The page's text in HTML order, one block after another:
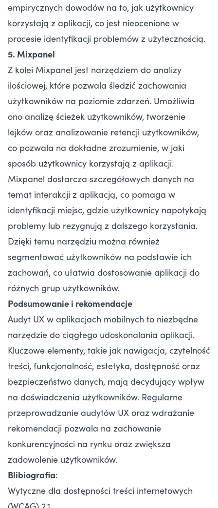
empirycznych dowodów na to, jak użytkownicy
korzystają z aplikacji, co jest nieocenione w
procesie identyfikacji problemów z użytecznością.
5. Mixpanel
Z kolei Mixpanel jest narzędziem do analizy
ilościowej, które pozwala śledzić zachowania
użytkowników na poziomie zdarzeń. Umożliwia
ono analizę ścieżek użytkowników, tworzenie
lejków oraz analizowanie retencji użytkowników,
co pozwala na dokładne zrozumienie, w jaki
sposób użytkownicy korzystają z aplikacji.
Mixpanel dostarcza szczegółowych danych na
temat interakcji z aplikacją, co pomaga w
identyfikacji miejsc, gdzie użytkownicy napotykają
problemy lub rezygnują z dalszego korzystania.
Dzięki temu narzędziu można również
segmentować użytkowników na podstawie ich
zachowań, co ułatwia dostosowanie aplikacji do
różnych grup użytkowników.
Podsumowanie i rekomendacje
Audyt UX w aplikacjach mobilnych to niezbędne
narzędzie do ciągłego udoskonalania aplikacji.
Kluczowe elementy, takie jak nawigacja, czytelność
treści, funkcjonalność, estetyka, dostępność oraz
bezpieczeństwo danych, mają decydujący wpływ
na doświadczenia użytkowników. Regularne
przeprowadzanie audytów UX oraz wdrażanie
rekomendacji pozwala na zachowanie
konkurencyjności na rynku oraz zwiększa
zadowolenie użytkowników.
Blibiografia:
Wytyczne dla dostępności treści internetowych